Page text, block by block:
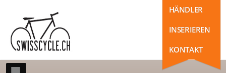
HÄNDLER
INSERIEREN
KONTAKT